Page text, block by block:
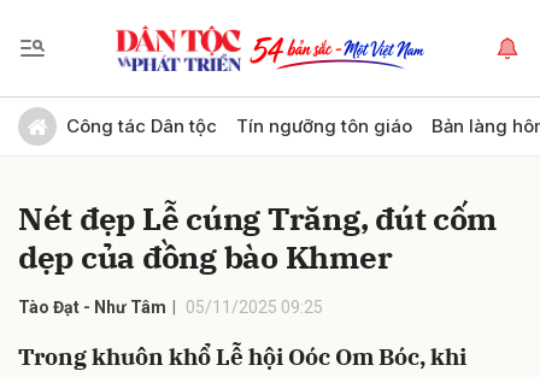
Công tác Dân tộc Tín ngưỡng tôn giáo Bản làng
Nét đẹp Lễ cúng Trăng, đút cốm
dẹp của đồng bào Khmer
Tào Đạt - Như Tâm 05/11/2025 09:25
Trong khuôn khổ Lễ hội Oóc Om Bóc, khi
Gửi bình luận
Hủy